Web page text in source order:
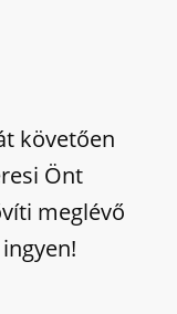
követően
Önt
meglévő